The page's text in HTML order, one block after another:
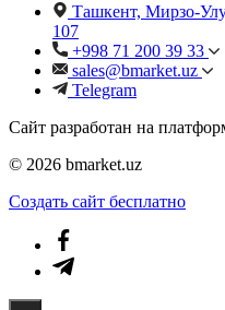
Ташкент, Мирзо-
107
+998 71 200 39 33
sales@bmarket.uz
Telegram
Сайт разработан на
© 2026 bmarket.uz
Создать cайт бесплатно